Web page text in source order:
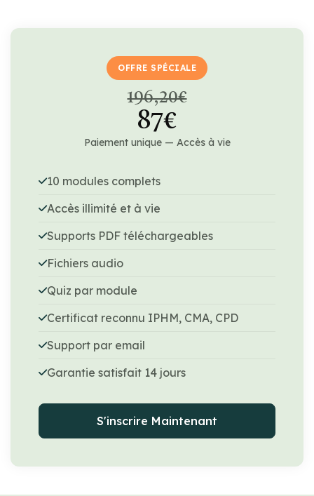
OFFRE SPÉCIALE
196,20€
87€
Paiement unique — Accès à vie
10 modules complets
Accès illimité et à vie
Supports PDF téléchargeables
Fichiers audio
Quiz par module
Certificat reconnu IPHM, CMA, CPD
Support par email
Garantie satisfait 14 jours
S'inscrire Maintenant